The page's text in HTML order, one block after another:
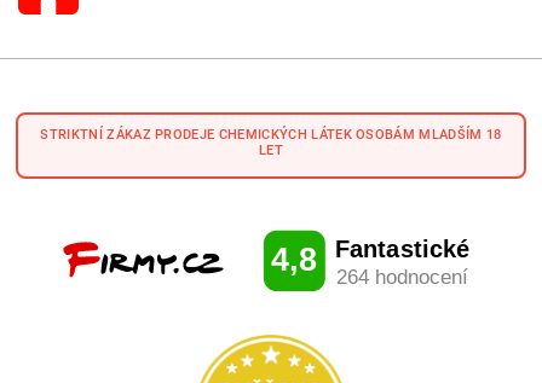
STRIKTNÍ ZÁKAZ PRODEJE CHEMICKÝCH LÁTEK OSOBÁM MLADŠÍM 18
LET